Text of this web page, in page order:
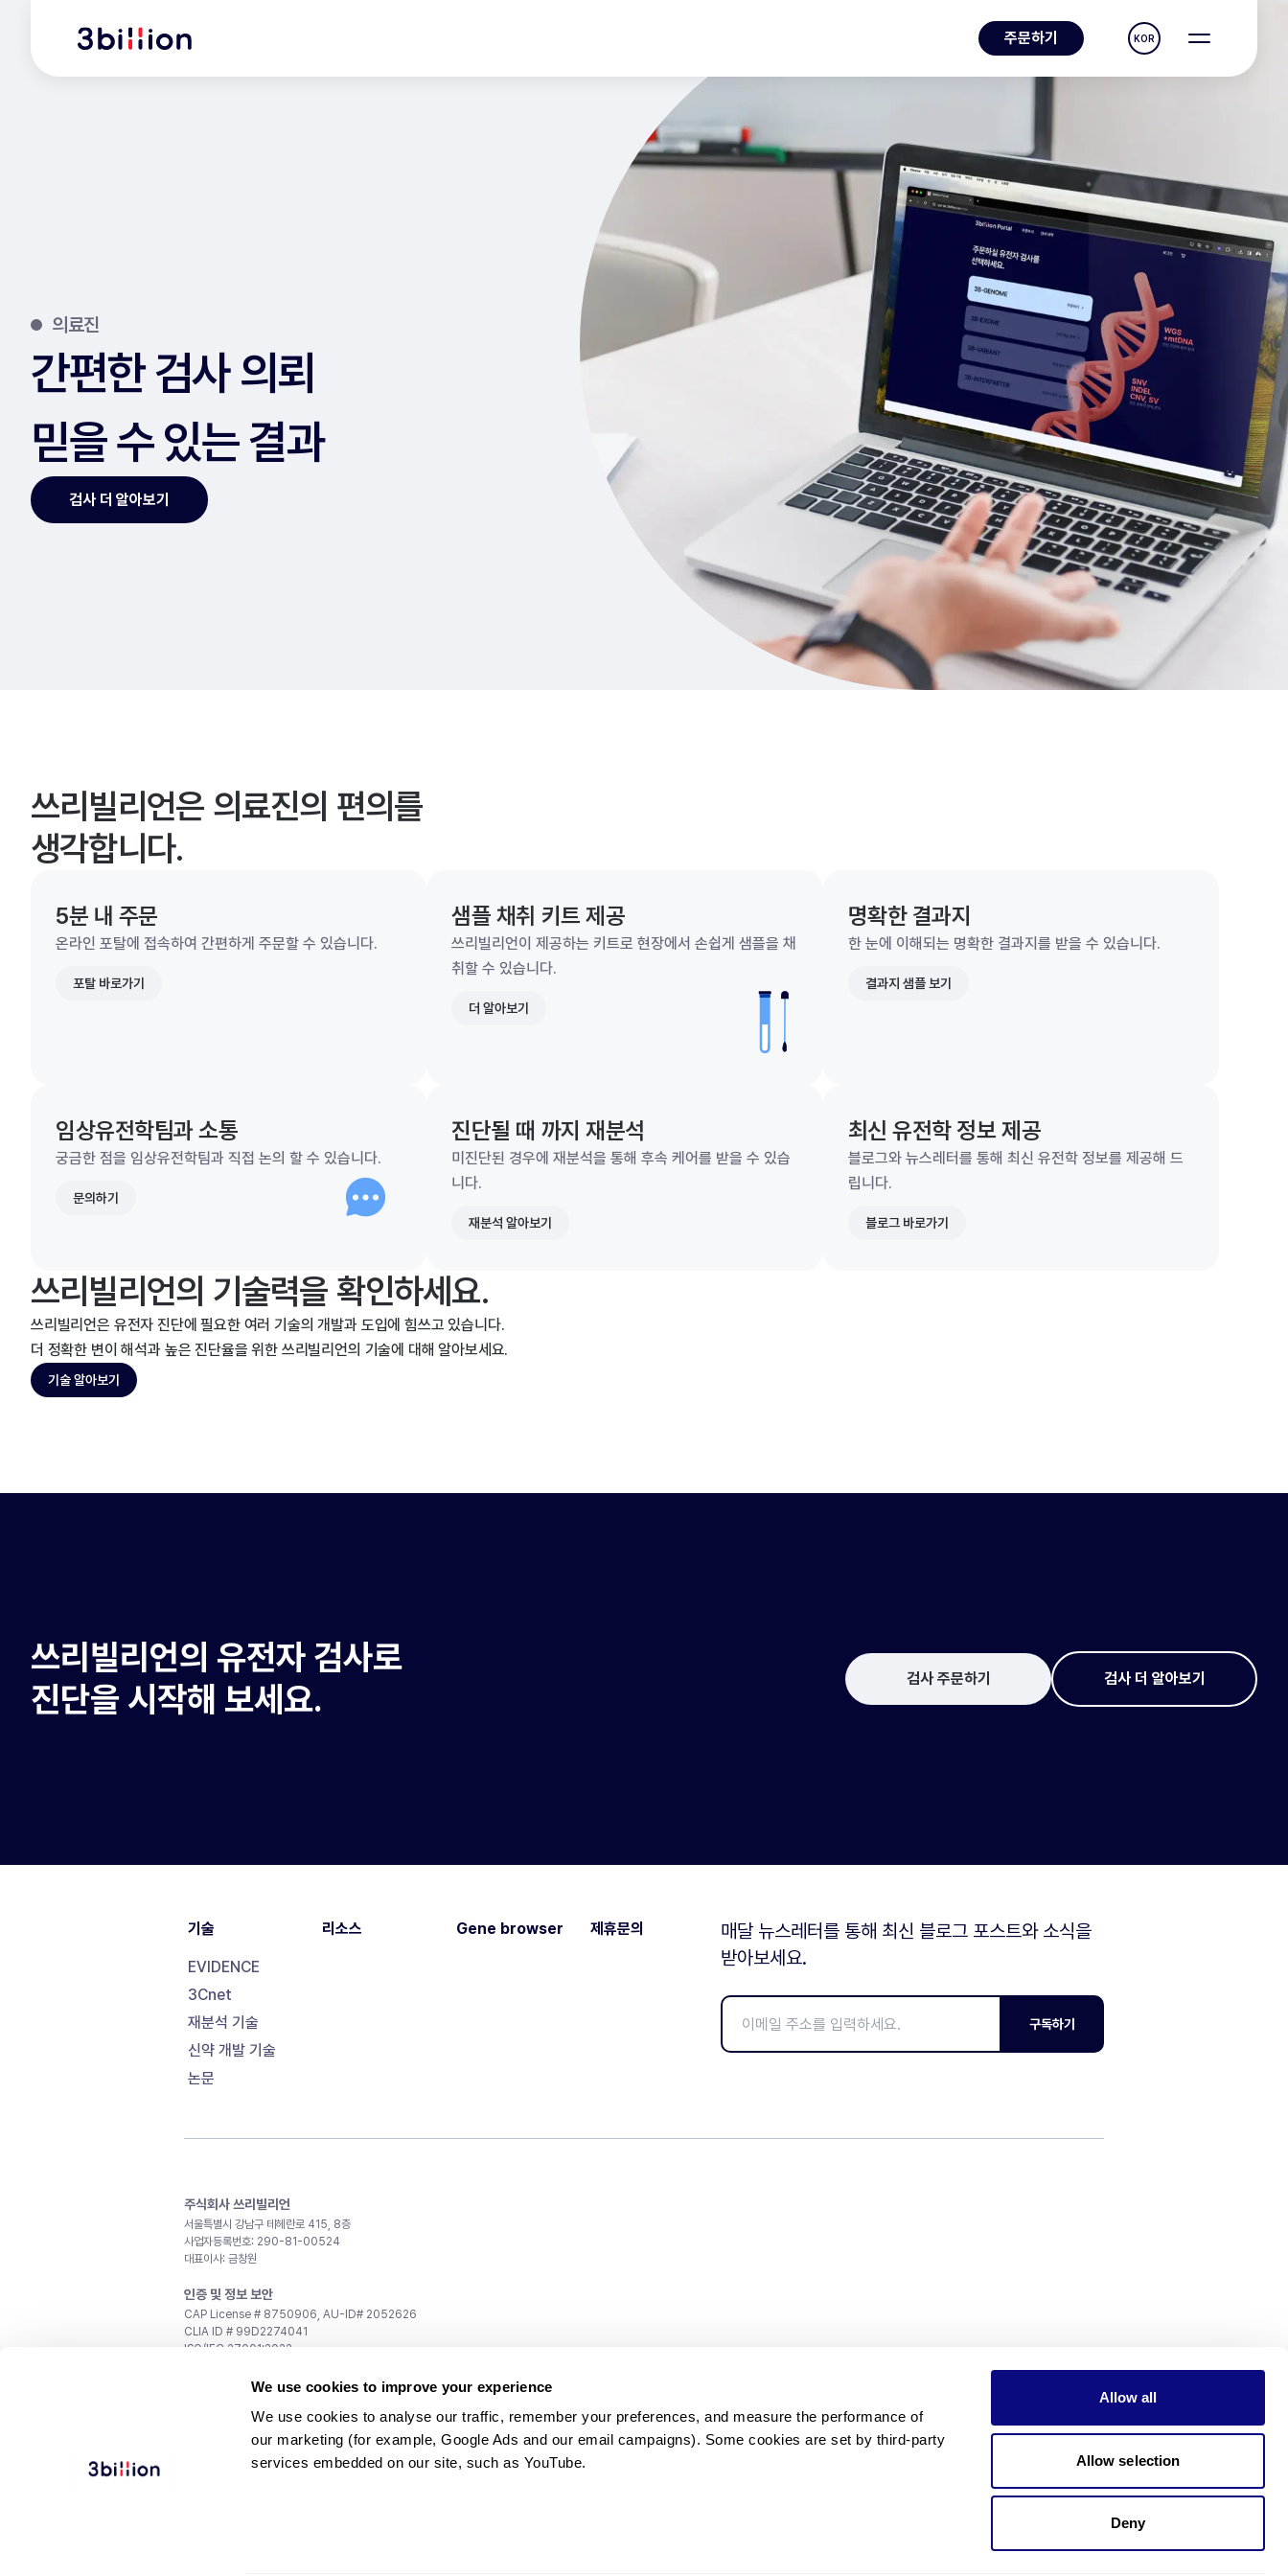
We use cookies to improve your experience
We use cookies to analyse our traffic, remember your preferences, and measure the performance of
our marketing (for example, Google Ads and our email campaigns). Some cookies are set by third-party
services embedded on our site, such as YouTube.
Allow all
Allow selection
Deny
주문하기 KOR
의료진
간편한 검사 의뢰
믿을 수 있는 결과
검사 더 알아보기
쓰리빌리언은 의료진의 편의를
생각합니다.
5분 내 주문
온라인 포탈에 접속하여 간편하게 주문할 수 있습니다.
포탈 바로가기
샘플 채취 키트 제공
쓰리빌리언이 제공하는 키트로 현장에서 손쉽게 샘플을 채
취할 수 있습니다.
더 알아보기
명확한 결과지
한 눈에 이해되는 명확한 결과지를 받을 수 있습니다.
결과지 샘플 보기
임상유전학팀과 소통
궁금한 점을 임상유전학팀과 직접 논의 할 수 있습니다.
문의하기
진단될 때 까지 재분석
미진단된 경우에 재분석을 통해 후속 케어를 받을 수 있습
니다.
재분석 알아보기
최신 유전학 정보 제공
블로그와 뉴스레터를 통해 최신 유전학 정보를 제공해 드
립니다.
블로그 바로가기
쓰리빌리언의 기술력을 확인하세요.
쓰리빌리언은 유전자 진단에 필요한 여러 기술의 개발과 도입에 힘쓰고 있습니다.
더 정확한 변이 해석과 높은 진단율을 위한 쓰리빌리언의 기술에 대해 알아보세요.
기술 알아보기
쓰리빌리언의 유전자 검사로
진단을 시작해 보세요.
검사 주문하기 검사 더 알아보기
기술
EVIDENCE
3Cnet
재분석 기술
신약 개발 기술
논문
리소스 Gene browser 제휴문의
매달 뉴스레터를 통해 최신 블로그 포스트와 소식을
받아보세요.
구독하기
주식회사 쓰리빌리언
서울특별시 강남구 테헤란로 415, 8층
사업자등록번호: 290-81-00524
대표이사: 금창원
인증 및 정보 보안
CAP License # 8750906, AU-ID# 2052626
CLIA ID # 99D2274041
ISO/IEC 27001:2022
recruiting@3billion.io
ir@3billion.io